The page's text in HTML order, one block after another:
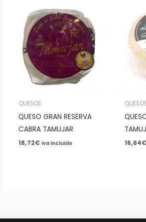
QUESOS
QUESO GRAN RESERVA
CABRA TAMUJAR
18,72€ iva incluido 16,64€